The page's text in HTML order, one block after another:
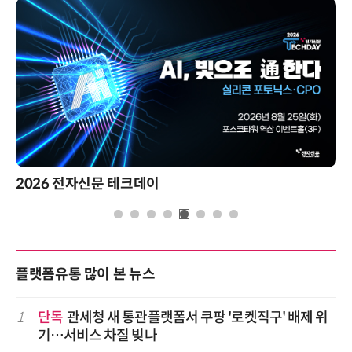
2026 전자신문 테크데이
플랫폼유통 많이 본 뉴스
1 단독 관세청 새 통관플랫폼서 쿠팡 '로켓직구' 배제 위
기…서비스 차질 빚나